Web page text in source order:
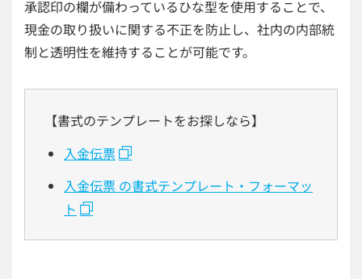
承認印の欄が備わっているひな型を使用することで、
現金の取り扱いに関する不正を防止し、社内の内部統
制と透明性を維持することが可能です。
【書式のテンプレートをお探しなら】
入金伝票
入金伝票 の書式テンプレート・フォーマッ
ト